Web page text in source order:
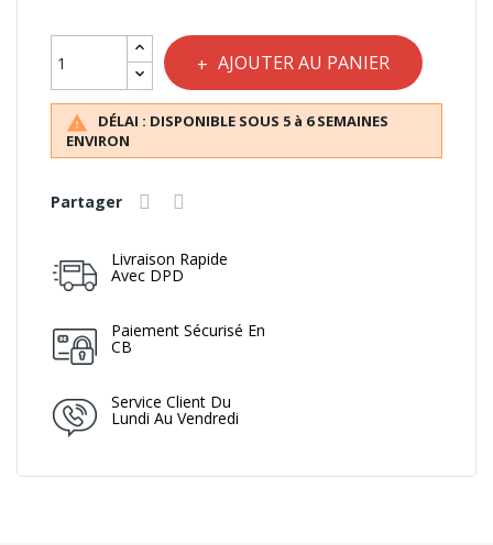
AJOUTER AU PANIER

DÉLAI : DISPONIBLE SOUS 5 à 6 SEMAINES
ENVIRON
Partager
Livraison Rapide
Avec DPD
Paiement Sécurisé En
CB
Service Client Du
Lundi Au Vendredi